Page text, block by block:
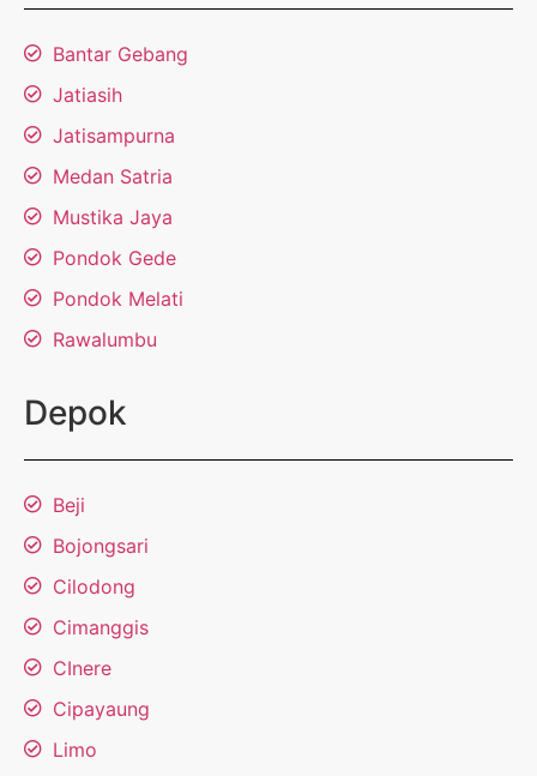
Bantar Gebang
Jatiasih
Jatisampurna
Medan Satria
Mustika Jaya
Pondok Gede
Pondok Melati
Rawalumbu
Depok
Beji
Bojongsari
Cilodong
Cimanggis
CInere
Cipayaung
Limo